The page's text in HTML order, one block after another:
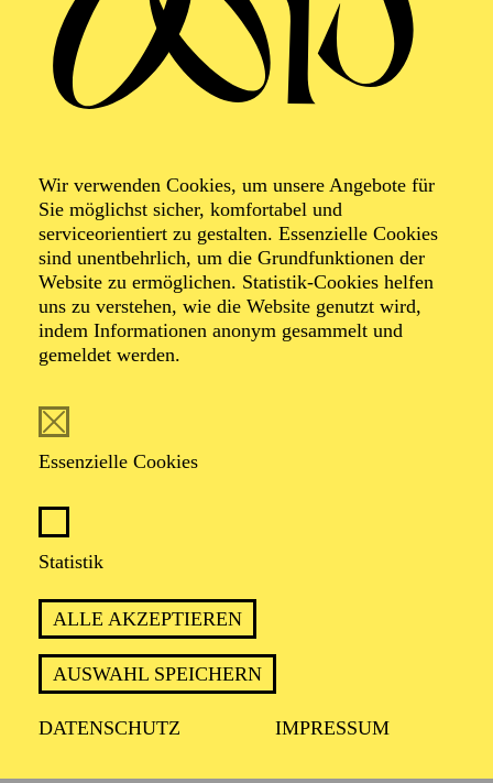
Wir verwenden Cookies, um unsere Angebote für
Sie möglichst sicher, komfortabel und
serviceorientiert zu gestalten. Essenzielle Cookies
sind unentbehrlich, um die Grundfunktionen der
Website zu ermöglichen. Statistik-Cookies helfen
uns zu verstehen, wie die Website genutzt wird,
indem Informationen anonym gesammelt und
gemeldet werden.
Essenzielle Cookies
Statistik
ALLE AKZEPTIEREN
AUSWAHL SPEICHERN
DATENSCHUTZ IMPRESSUM
Deutsche Erstaufführung
The ­Lottery
von Shirley Jackson
Übersetzung und Übertitel von Karen Witthuhn
PREMIERE
ca. 1 Stunde, 5 Minuten, keine Pause